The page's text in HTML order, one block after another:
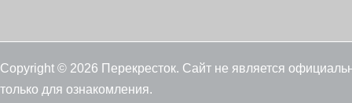
Copyright © 2026 Перекресток. Сайт не является
только для ознакомления.